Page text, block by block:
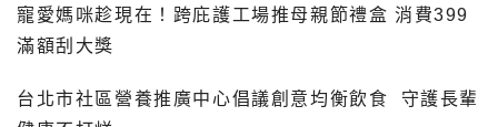
寵愛媽咪趁現在！跨庇護工場推母親節禮盒 消費399
滿額刮大獎
台北市社區營養推廣中心倡議創意均衡飲食
守護長輩